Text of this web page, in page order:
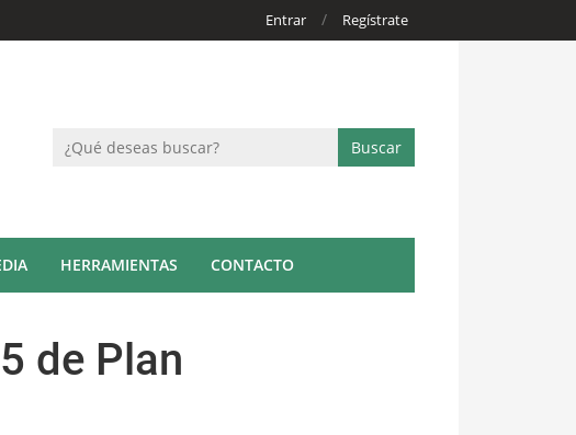
Entrar / Regístrate
HERRAMIENTAS CONTACTO
de Plan